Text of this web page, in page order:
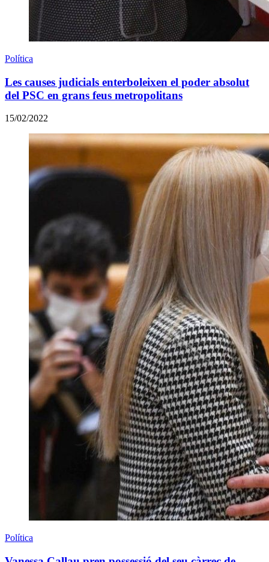
Política
Les causes judicials enterboleixen el poder absolut
del PSC en grans feus metropolitans
15/02/2022
Política